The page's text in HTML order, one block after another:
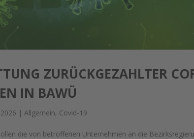
ZURÜCKGEZAHLTER
IN BAWÜ
| Allgemein, Covid-19
die von betroffenen Unternehmen an die